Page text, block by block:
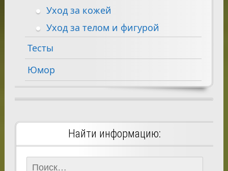
Уход за кожей
Уход за телом и фигурой
Тесты
Юмор
Найти информацию:
Найти: